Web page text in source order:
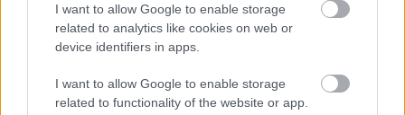
I want to allow Google to enable storage
related to analytics like cookies on web or
device identifiers in apps.
I want to allow Google to enable storage
related to functionality of the website or app.
Περιβάλλοντος και Ενέργειας, καθώς και φορείς
των οποίων η δράση άρρηκτα συνδεδεμένη με
την αγάπη τους για το περιβάλλον και το κοινό
καλό, όπως είναι ο Σύνδεσμος Προστασίας και
Ανάπτυξης Υμηττού (ΣΠΑΥ), το Εθνικό Μετσόβιο